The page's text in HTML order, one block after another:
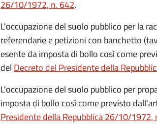
26/10/1972, n. 642.
L'occupazione del suolo pubblico per la
referendarie e petizioni con banchetto
esente da imposta di bollo così come
del Decreto del Presidente della
L'occupazione del suolo pubblico per
imposta di bollo così come previsto
Presidente della Repubblica 26/10/1972,